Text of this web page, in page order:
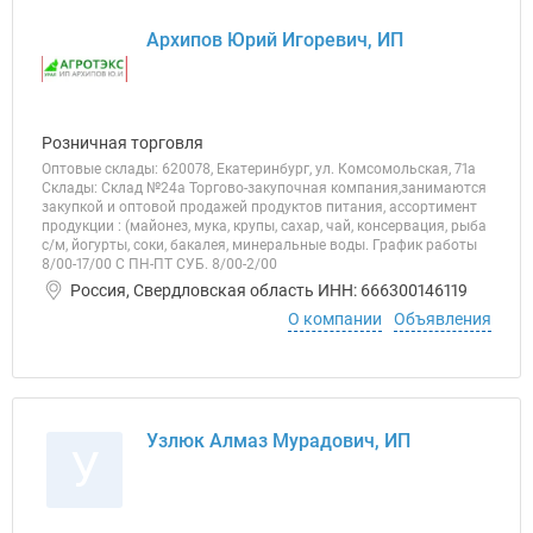
Архипов Юрий Игоревич, ИП
Розничная торговля
Оптовые склады: 620078, Екатеринбург, ул. Комсомольская, 71а
Склады: Склад №24а Торгово-закупочная компания,занимаются
закупкой и оптовой продажей продуктов питания, ассортимент
продукции : (майонез, мука, крупы, сахар, чай, консервация, рыба
с/м, йогурты, соки, бакалея, минеральные воды. График работы
8/00-17/00 С ПН-ПТ СУБ. 8/00-2/00
Россия, Свердловская область ИНН: 666300146119
О компании
Объявления
Узлюк Алмаз Мурадович, ИП